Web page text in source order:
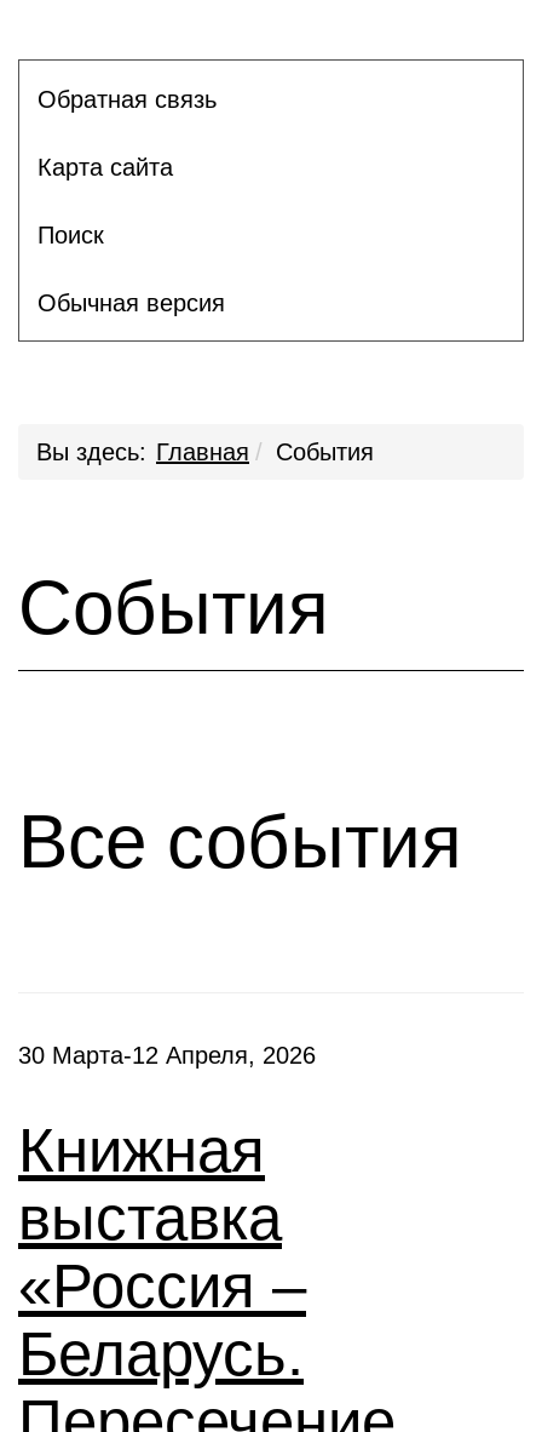
Обратная связь
Карта сайта
Поиск
Обычная версия
Вы здесь: Главная События
События
Все события
30 Марта-12 Апреля, 2026
Книжная
выставка
«Россия –
Беларусь.